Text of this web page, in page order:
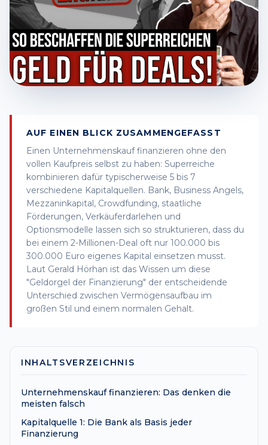
AUF EINEN BLICK ZUSAMMENGEFASST
Einen Unternehmenskauf finanzieren ohne den
vollen Kaufpreis selbst zu haben: Superreiche
kombinieren dafür typischerweise 5 bis 7
verschiedene Kapitalquellen. Bank, Business Angels,
Mezzaninkapital, Crowdfunding, staatliche
Förderungen, Verkäuferdarlehen und
Optionsmodelle lassen sich so strukturieren, dass du
bei einem 2-Millionen-Deal oft nur 100.000 bis
300.000 Euro eigenes Kapital einsetzen musst.
Laut Gerald Hörhan ist das Wissen um diese
"Geldorgel der Finanzierung" der entscheidende
Unterschied zwischen Vermögensaufbau im
großen Stil und einem normalen Gehalt.
INHALTSVERZEICHNIS
Unternehmenskauf finanzieren: Das denken die
meisten falsch
Kapitalquelle 1: Die Bank als Basis jeder
Finanzierung